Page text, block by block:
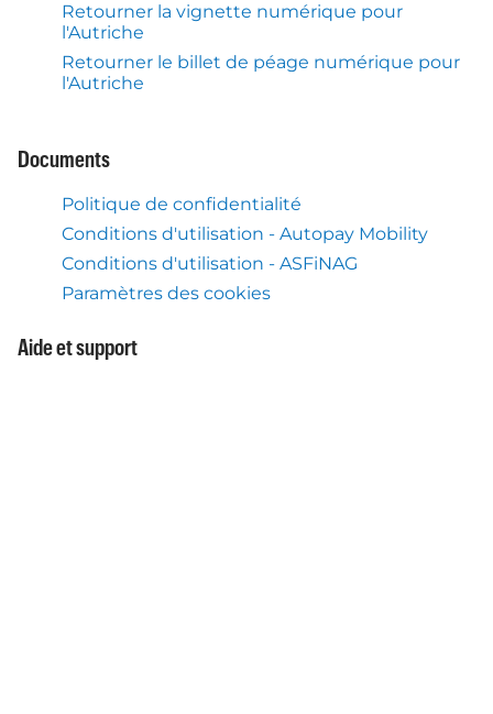
Retourner la vignette numérique pour
l'Autriche
Retourner le billet de péage numérique pour
l'Autriche
Documents
Politique de confidentialité
Conditions d'utilisation - Autopay Mobility
Conditions d'utilisation - ASFiNAG
Paramètres des cookies
Aide et support